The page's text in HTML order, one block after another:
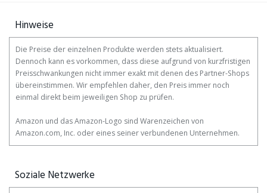
Hinweise
Die Preise der einzelnen Produkte werden stets aktualisiert.
Dennoch kann es vorkommen, dass diese aufgrund von kurzfristigen
Preisschwankungen nicht immer exakt mit denen des Partner-Shops
übereinstimmen. Wir empfehlen daher, den Preis immer noch
einmal direkt beim jeweiligen Shop zu prüfen.
Amazon und das Amazon-Logo sind Warenzeichen von
Amazon.com, Inc. oder eines seiner verbundenen Unternehmen.
Soziale Netzwerke